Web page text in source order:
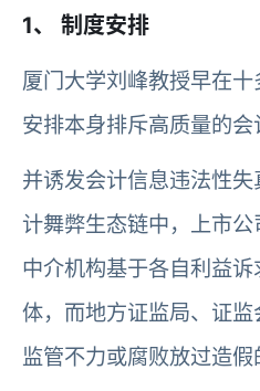
1、 制度安排
厦门大学刘峰教授早在
安排本身排斥高质量的会
并诱发会计信息违法性
计舞弊生态链中，上市公
中介机构基于各自利益
体，而地方证监局、证
监管不力或腐败放过造假